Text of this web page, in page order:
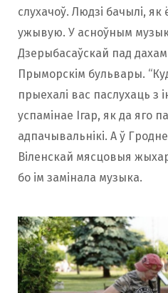
слухачоў. Людзі бачылі, як
ужывую. У асноўным
Дзерыбасаўскай пад
Прыморскім бульвары.
прыехалі вас паслухаць з
успамінае Ігар, як да яго
адпачывальнікі. А ў
Віленскай мясцовыя
бо ім замінала музыка.